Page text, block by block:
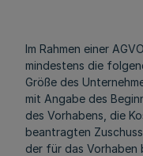
Im Rahmen einer
mindestens die
Größe des
mit Angabe des
des Vorhabens, die
beantragten
der für das